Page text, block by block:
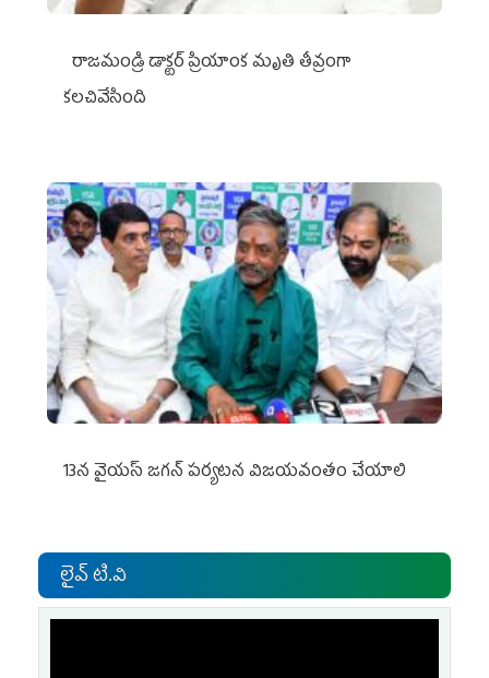
రాజమండ్రి డాక్టర్‌ ప్రియాంక మృతి తీవ్రంగా
కలచివేసింది
13న వైయస్‌ జగన్‌ పర్యటన విజయవంతం చేయాలి
లైవ్ టి.వి